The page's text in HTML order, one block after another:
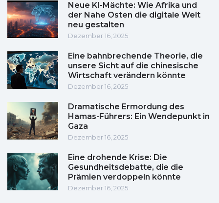
Neue KI-Mächte: Wie Afrika und
der Nahe Osten die digitale Welt
neu gestalten
Dezember 16, 2025
Eine bahnbrechende Theorie, die
unsere Sicht auf die chinesische
Wirtschaft verändern könnte
Dezember 16, 2025
Dramatische Ermordung des
Hamas-Führers: Ein Wendepunkt in
Gaza
Dezember 16, 2025
Eine drohende Krise: Die
Gesundheitsdebatte, die die
Prämien verdoppeln könnte
Dezember 16, 2025